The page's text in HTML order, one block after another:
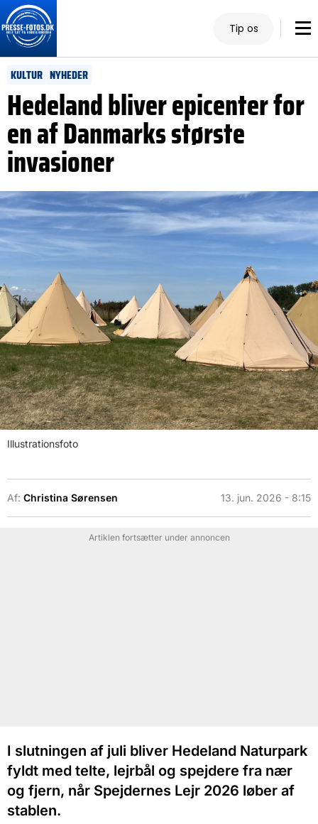
Tip os
KULTUR NYHEDER
Hedeland bliver epicenter for
en af Danmarks største
invasioner
Illustrationsfoto
Af: Christina Sørensen 13. jun. 2026 - 8:15
Artiklen fortsætter under annoncen
I slutningen af juli bliver Hedeland Naturpark
fyldt med telte, lejrbål og spejdere fra nær
og fjern, når Spejdernes Lejr 2026 løber af
stablen.